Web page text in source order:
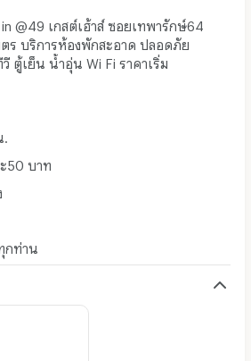
@49 เกสต์เฮ้าส์ ซอยเทพารักษ์64
ร บริการห้องพักสะอาด ปลอดภัย
ตู้เย็น น้ำอุ่น Wi Fi ราคาเริ่ม
50 บาท
กท่าน